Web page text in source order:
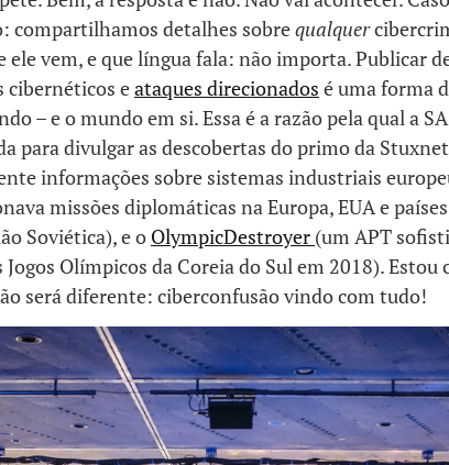
compartilhamos detalhes sobrequalquer
ele vem, e que língua fala: não importa. Publicar
cibernéticos eataques direcionados é uma forma
– e o mundo em si. Essa é a razão pela qual a
para divulgar as descobertas do primo da
informações sobre sistemas industriais
missões diplomáticas na Europa, EUA e
Soviética), e o OlympicDestroyer (um APT
Jogos Olímpicos da Coreia do Sul em 2018). Estou
será diferente: ciberconfusão vindo com tudo!